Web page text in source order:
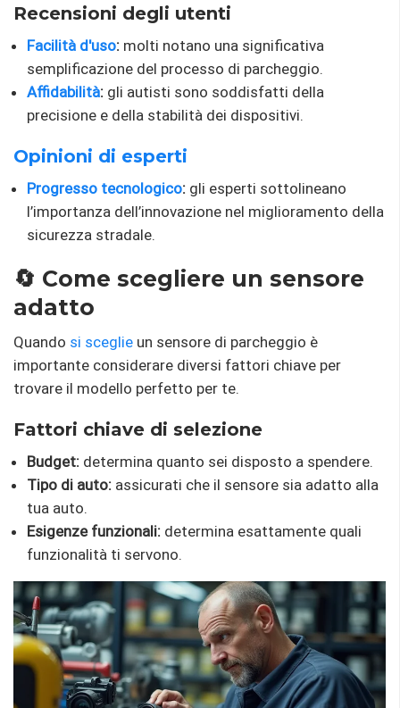
Recensioni degli utenti
Facilità d'uso: molti notano una significativa
semplificazione del processo di parcheggio.
Affidabilità: gli autisti sono soddisfatti della
precisione e della stabilità dei dispositivi.
Opinioni di esperti
Progresso tecnologico: gli esperti sottolineano
l’importanza dell’innovazione nel miglioramento della
sicurezza stradale.
🔄 Come scegliere un sensore
adatto
Quando si sceglie un sensore di parcheggio è
importante considerare diversi fattori chiave per
trovare il modello perfetto per te.
Fattori chiave di selezione
Budget: determina quanto sei disposto a spendere.
Tipo di auto: assicurati che il sensore sia adatto alla
tua auto.
Esigenze funzionali: determina esattamente quali
funzionalità ti servono.